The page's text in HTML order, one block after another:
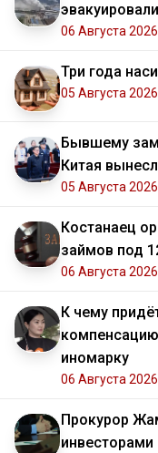
06 Августа
Три года
05 Августа
Бывшему
Китая
05 Августа
Костанаец
займов под
06 Августа
К чему
иномарку
06 Августа
Прокурор
инвесторами